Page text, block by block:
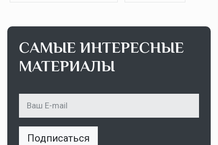
САМЫЕ ИНТЕРЕСНЫЕ
МАТЕРИАЛЫ
Подписаться